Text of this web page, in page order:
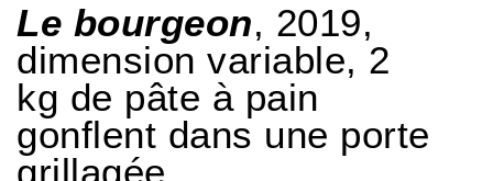
Le bourgeon, 2019,
dimension variable, 2
kg de pâte à pain
gonflent dans une porte
grillagée.